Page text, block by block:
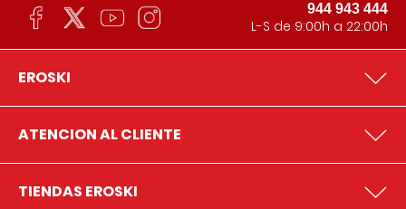
944 943 444
L-S de 9:00h a 22:00h
EROSKI
ATENCION AL CLIENTE
TIENDAS EROSKI